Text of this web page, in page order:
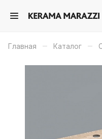
Главная – Каталог –